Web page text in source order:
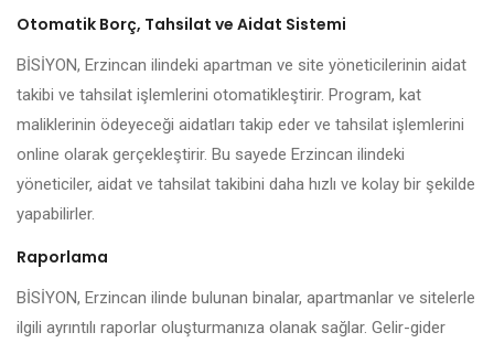
Otomatik Borç, Tahsilat ve Aidat Sistemi
BİSİYON, Erzincan ilindeki apartman ve site yöneticilerinin aidat
takibi ve tahsilat işlemlerini otomatikleştirir. Program, kat
maliklerinin ödeyeceği aidatları takip eder ve tahsilat işlemlerini
online olarak gerçekleştirir. Bu sayede Erzincan ilindeki
yöneticiler, aidat ve tahsilat takibini daha hızlı ve kolay bir şekilde
yapabilirler.
Raporlama
BİSİYON, Erzincan ilinde bulunan binalar, apartmanlar ve sitelerle
ilgili ayrıntılı raporlar oluşturmanıza olanak sağlar. Gelir-gider